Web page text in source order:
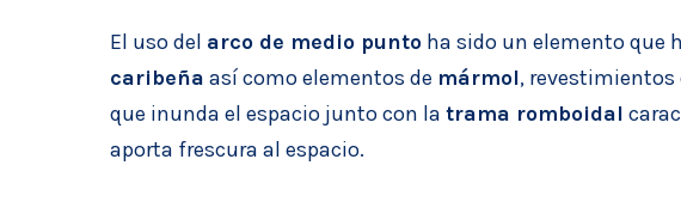
El uso del arco de medio punto ha sido un elemento que
caribeña así como elementos de mármol, revestimientos
que inunda el espacio junto con la trama romboidal
aporta frescura al espacio.